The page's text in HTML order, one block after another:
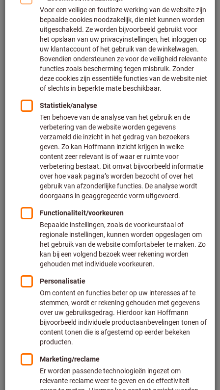
GARANT Master Steel Fräser
bieten höchste Präzision, Top-
Qualität und beeindruckende
Langlebigkeit
Optimierte Geometrie, modernste Fertigungsmethoden und
hochwertige Komponenten – GARANT hat eine neue
Zerspanungs-Generation geschaffen! Aufgrund ihrer extrem
großen Spanräume ermöglicht die Geometrie eine exzellente
Spanabfuhr bei gleichzeitig weiter gesteigerten
Vorschubwerten. Dadruch werden hervorragende Ergebnisse
in höherfesten Stählen (Zugfestigkeit ca.1000 N/mm² oder
höher) erzielt.
GARANT Master Steel Fräser überzeugen durch
besondere Leistungsfähigkeit in der Stahlbearbeitung. Sie
können aber auch im INOX-Bereich verwendet werden. Egal
ob Schlichten, Schruppen, Tauchen (Bohren) oder Rampen,
die umfangreiche Produktfamilie GARANT Master Steel
bietet die optimale Lösung für jede Bearbeitungsaufgabe.
Besondere Eigenschaften der GARANT Master Steel
Fräser:
Maximale Laufruhe und Leistung durch